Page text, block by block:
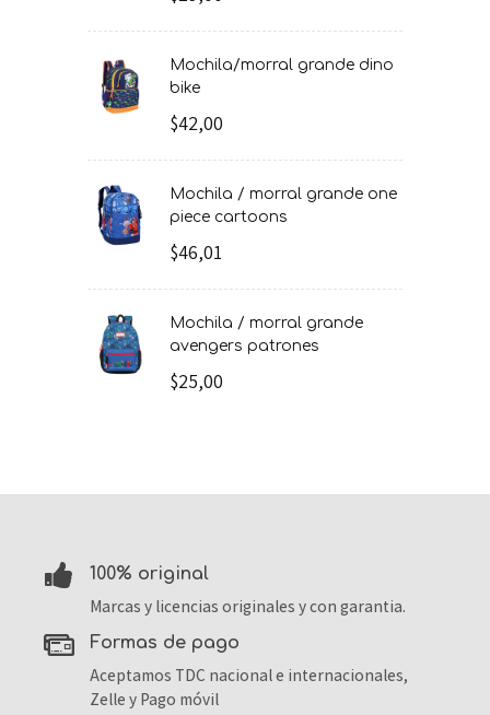
mochila/morral grande dino
bike
$42,00
mochila / morral grande one
piece cartoons
$46,01
mochila / morral grande
avengers patrones
$25,00
100% original
Marcas y licencias originales y con garantia.
formas de pago
Aceptamos TDC nacional e internacionales,
Zelle y Pago móvil